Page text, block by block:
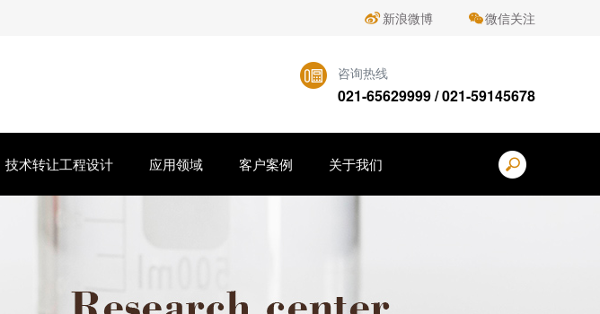
新浪微博 微信关注
咨询热线
021-65629999 / 021-59145678
技术转让工程设计 应用领域 客户案例 关于我们